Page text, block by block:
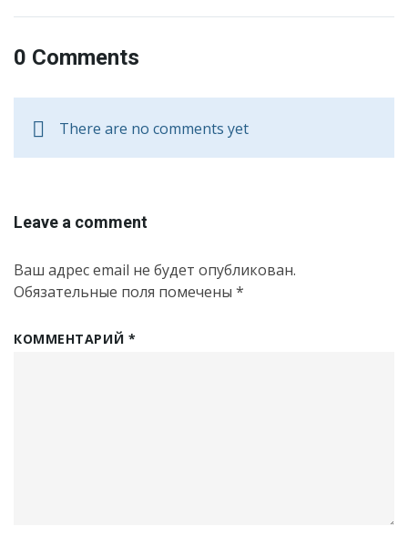
0 Comments
There are no comments yet
Leave a comment
Ваш адрес email не будет опубликован.
Обязательные поля помечены *
КОММЕНТАРИЙ *